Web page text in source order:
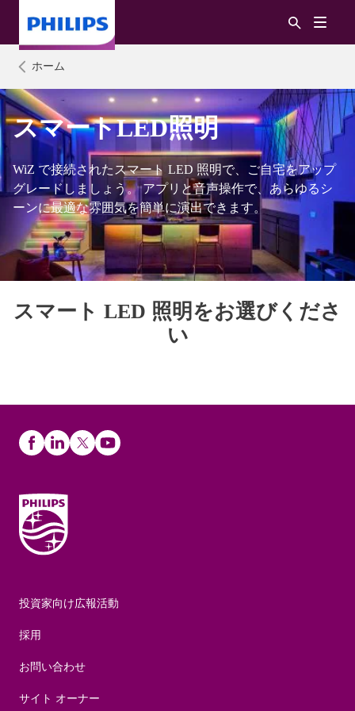
ホーム
スマートLED照明
WiZ で接続されたスマート LED 照明で、ご自宅をアップ
グレードしましょう。 アプリと音声操作で、あらゆるシ
ーンに最適な雰囲気を簡単に演出できます。
スマート LED 照明をお選びくださ
い
投資家向け広報活動
採用
お問い合わせ
サイト オーナー